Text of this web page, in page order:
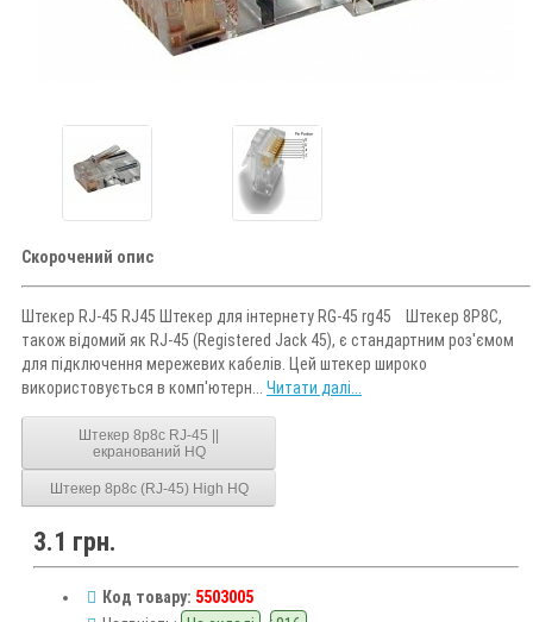
Скорочений опис
Штекер RJ-45 RJ45 Штекер для інтернету RG-45 rg45 Штекер 8P8C,
також відомий як RJ-45 (Registered Jack 45), є стандартним роз'ємом
для підключення мережевих кабелів. Цей штекер широко
використовується в комп'ютерн... Читати далі...
Штекер 8p8c RJ-45 ||
екранований HQ
Штекер 8p8c (RJ-45) High HQ
3.1 грн.
Код товару: 5503005